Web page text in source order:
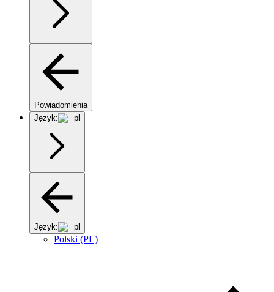
Powiadomienia
Język:
pl
Język: pl
Polski (PL)